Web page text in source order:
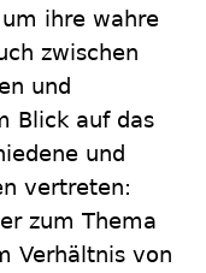
ihre wahre
zwischen
und
Blick auf das
und
vertreten:
zum Thema
Verhältnis von